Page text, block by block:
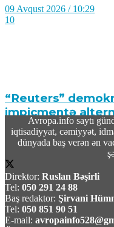
09 Avqust 2026 / 10:29
10
“Reuters”
impiçmentə
09 Avqust 2026 / 10:19
Avropa.info saytı
iqtisadiyyat, cəmiyyət,
dünyada baş verən ən
Direktor: Ruslan Bəşirli
Tel: 050 291 24 88
Baş redaktor: Şirvani
Tel: 050 851 90 51
E-mail: